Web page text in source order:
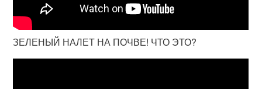
ЗЕЛЕНЫЙ НАЛЕТ НА ПОЧВЕ! ЧТО ЭТО?